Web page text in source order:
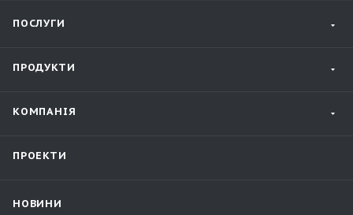
ПОСЛУГИ
ПРОДУКТИ
КОМПАНІЯ
ПРОЕКТИ
НОВИНИ